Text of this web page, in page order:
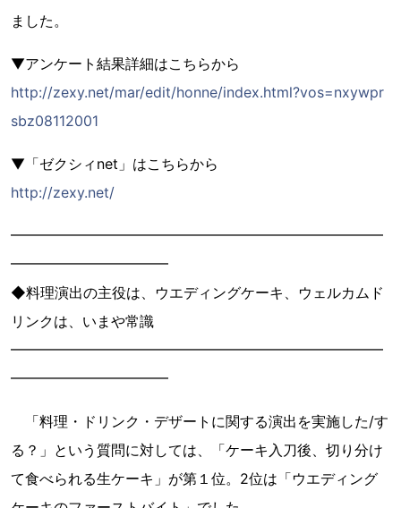
ました。
▼アンケート結果詳細はこちらから
http://zexy.net/mar/edit/honne/index.html?vos=nxywpr
sbz08112001
▼「ゼクシィnet」はこちらから
http://zexy.net/
━━━━━━━━━━━━━━━━━━━━━━━━━━
━━━━━━━━━━━
◆料理演出の主役は、ウエディングケーキ、ウェルカムド
リンクは、いまや常識
━━━━━━━━━━━━━━━━━━━━━━━━━━
━━━━━━━━━━━
「料理・ドリンク・デザートに関する演出を実施した/す
る？」という質問に対しては、「ケーキ入刀後、切り分け
て食べられる生ケーキ」が第１位。2位は「ウエディング